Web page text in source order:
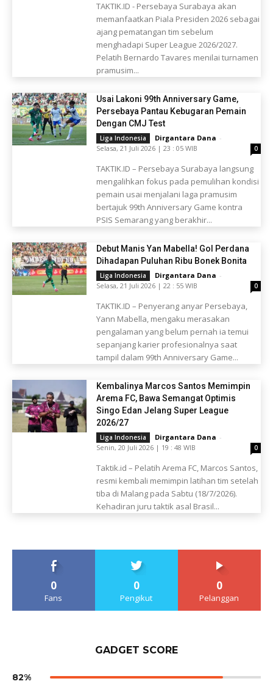
TAKTIK.ID - Persebaya Surabaya akan
memanfaatkan Piala Presiden 2026 sebagai
ajang pematangan tim sebelum
menghadapi Super League 2026/2027.
Pelatih Bernardo Tavares menilai turnamen
pramusim...
Usai Lakoni 99th Anniversary Game,
Persebaya Pantau Kebugaran Pemain
Dengan CMJ Test
Liga Indonesia Dirgantara Dana -
Selasa, 21 Juli 2026 | 23 : 05 WIB
0
TAKTIK.ID – Persebaya Surabaya langsung
mengalihkan fokus pada pemulihan kondisi
pemain usai menjalani laga pramusim
bertajuk 99th Anniversary Game kontra
PSIS Semarang yang berakhir...
Debut Manis Yan Mabella! Gol Perdana
Dihadapan Puluhan Ribu Bonek Bonita
Liga Indonesia Dirgantara Dana -
Selasa, 21 Juli 2026 | 22 : 55 WIB
0
TAKTIK.ID – Penyerang anyar Persebaya,
Yann Mabella, mengaku merasakan
pengalaman yang belum pernah ia temui
sepanjang karier profesionalnya saat
tampil dalam 99th Anniversary Game...
Kembalinya Marcos Santos Memimpin
Arema FC, Bawa Semangat Optimis
Singo Edan Jelang Super League
2026/27
Liga Indonesia Dirgantara Dana -
Senin, 20 Juli 2026 | 19 : 48 WIB
0
Taktik.id – Pelatih Arema FC, Marcos Santos,
resmi kembali memimpin latihan tim setelah
tiba di Malang pada Sabtu (18/7/2026).
Kehadiran juru taktik asal Brasil...
0
Fans
0
Pengikut
0
Pelanggan
GADGET SCORE
82%